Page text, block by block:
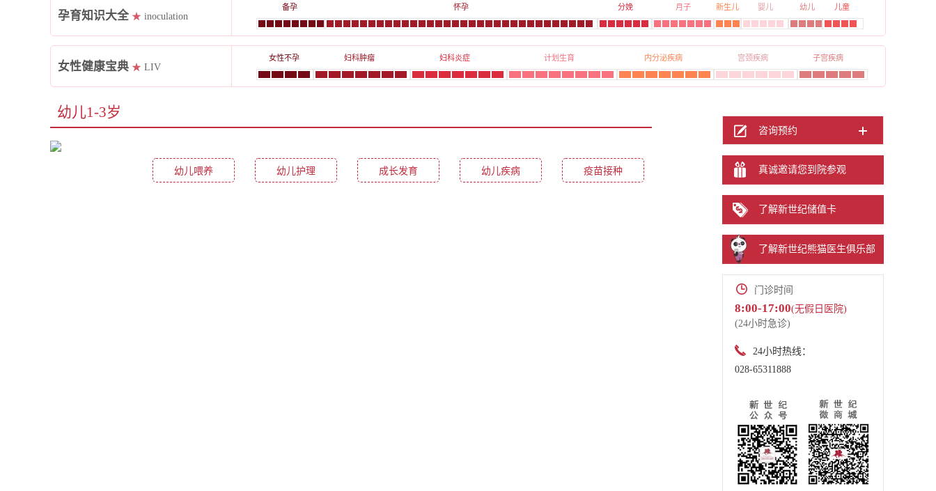
孕育知识大全 ★ inoculation
备孕 怀孕 分娩 月子 新生儿 婴儿 幼儿 儿童
女性健康宝典 ★ LIV
女性不孕 妇科肿瘤 妇科炎症 计划生育 内分泌疾病 宫颈疾病 子宫疾病
幼儿1-3岁
幼儿喂养 幼儿护理 成长发育 幼儿疾病 疫苗接种
咨询预约
真诚邀请您到院参观
了解新世纪储值卡
了解新世纪熊猫医生俱乐部
门诊时间
8:00-17:00(无假日医院)
(24小时急诊)
24小时热线：
028-65311888